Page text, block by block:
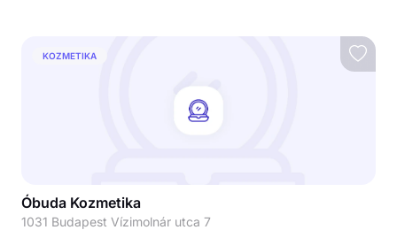
KOZMETIKA
Óbuda Kozmetika
1031 Budapest Vízimolnár utca 7